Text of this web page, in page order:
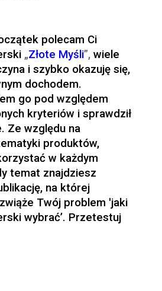
polecam Ci
„Złote Myśli”, wiele
i szybko okazuję się,
dochodem.
go pod względem
kryteriów i sprawdził
Ze względu na
produktów,
w każdym
temat znajdziesz
na której
Twój problem 'jaki
wybrać’. Przetestuj